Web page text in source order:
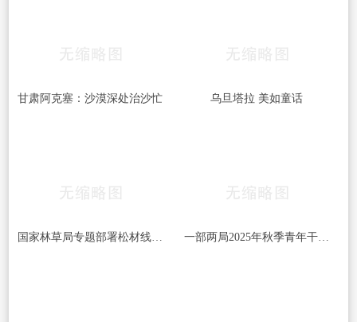
甘肃阿克塞：沙漠深处治沙忙 乌旦塔拉 美如童话
国家林草局专题部署松材线虫病等疫情防控工作 一部两局2025年秋季青年干部培训班和处级干部进修班开班